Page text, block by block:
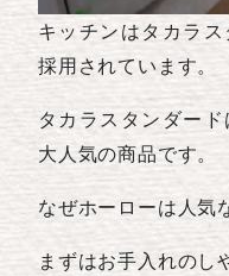
キッチンはタカラ
採用されています。
タカラスタンダー
大人気の商品です。
なぜホーローは人気
まずはお手入れのし